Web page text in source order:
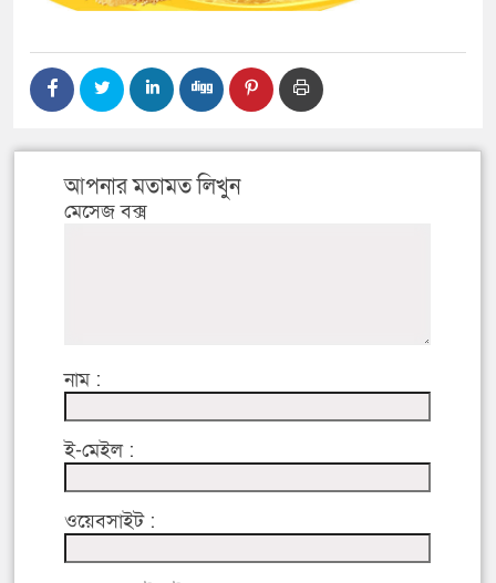
আপনার মতামত লিখুন
মেসেজ বক্স
নাম :
ই-মেইল :
ওয়েবসাইট :